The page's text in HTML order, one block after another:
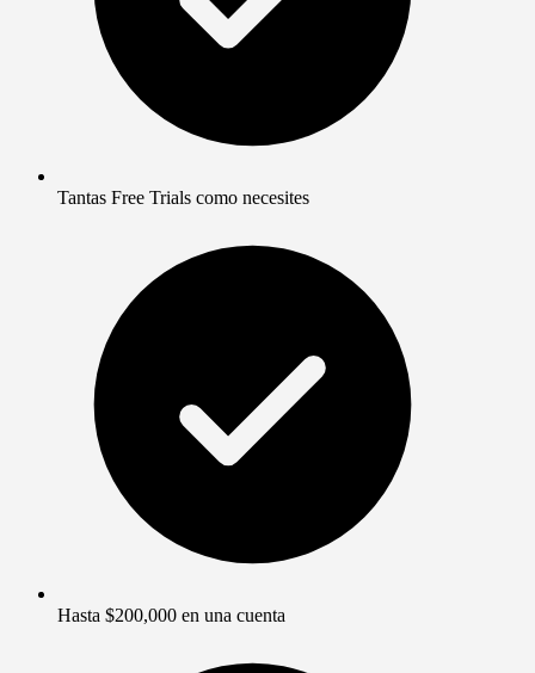
Tantas Free Trials como necesites
Hasta $200,000 en una cuenta